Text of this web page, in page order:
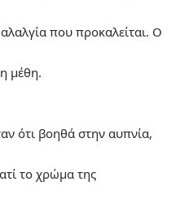
που προκαλείται. Ο
μέθη.
ότι βοηθά στην αυπνία,
το χρώμα της